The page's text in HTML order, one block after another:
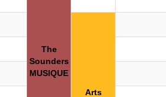
The
Sounders
MUSIQUE
Arts